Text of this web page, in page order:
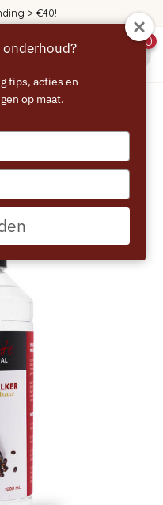
> €40!
0
Snelontkalker -
product
onderhoud?
tips, acties en
op maat.